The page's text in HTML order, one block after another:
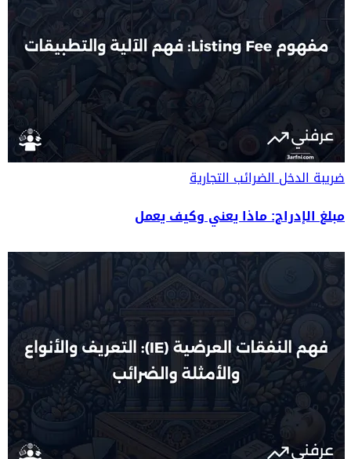
ضريبة الدخلالضرائب التجارية
مبلغ الإدراج: ماذا يعني وكيف يعمل